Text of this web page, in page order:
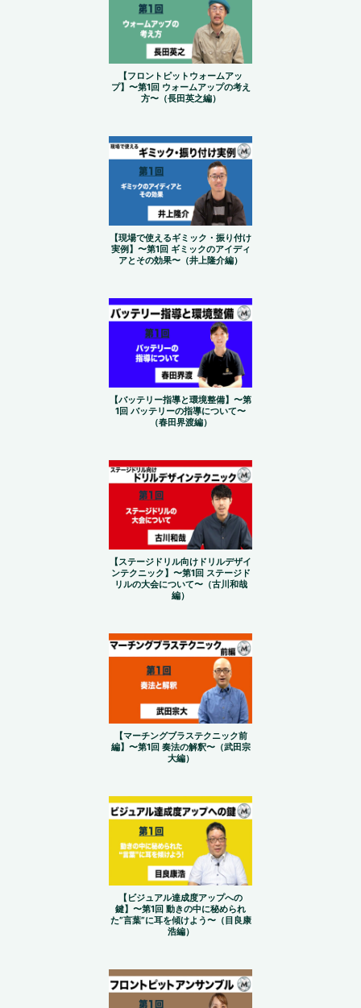
【フロントピットウォームアッ
プ】〜第1回 ウォームアップの考え
方〜（長田英之編）
【現場で使えるギミック・振り付け
実例】〜第1回 ギミックのアイディ
アとその効果〜（井上隆介編）
【バッテリー指導と環境整備】〜第
1回 バッテリーの指導について〜
（春田界渡編）
【ステージドリル向けドリルデザイ
ンテクニック】〜第1回 ステージド
リルの大会について〜（古川和哉
編）
【マーチングブラステクニック前
編】〜第1回 奏法の解釈〜（武田宗
大編）
【ビジュアル達成度アップへの
鍵】〜第1回 動きの中に秘められ
た”言葉”に耳を傾けよう〜（目良康
浩編）